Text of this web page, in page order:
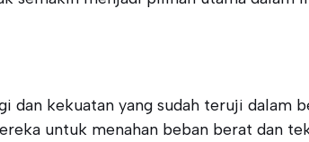
dan kekuatan yang sudah teruji dalam
untuk menahan beban berat dan